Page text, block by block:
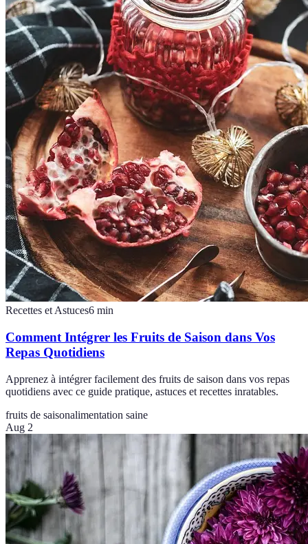
Recettes et Astuces6 min
Comment Intégrer les Fruits de Saison dans Vos
Repas Quotidiens
Apprenez à intégrer facilement des fruits de saison dans vos repas
quotidiens avec ce guide pratique, astuces et recettes inratables.
fruits de saisonalimentation saine
Aug 2